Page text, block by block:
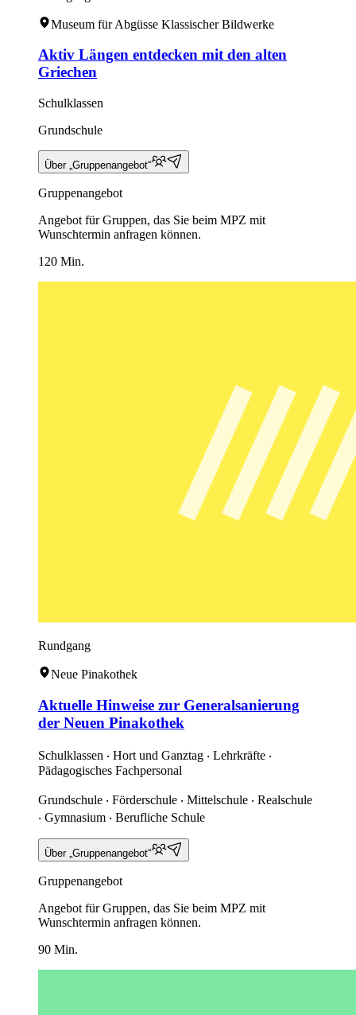
Museum für Abgüsse Klassischer Bildwerke
Aktiv Längen entdecken mit den alten
Griechen
Schulklassen
Grundschule
Über „Gruppenangebot“
Gruppenangebot
Angebot für Gruppen, das Sie beim MPZ mit
Wunschtermin anfragen können.
120 Min.
Rundgang
Neue Pinakothek
Aktuelle Hinweise zur Generalsanierung
der Neuen Pinakothek
Schulklassen ‧ Hort und Ganztag ‧ Lehrkräfte ‧
Pädagogisches Fachpersonal
Grundschule ‧ Förderschule ‧ Mittelschule ‧ Realschule
‧ Gymnasium ‧ Berufliche Schule
Über „Gruppenangebot“
Gruppenangebot
Angebot für Gruppen, das Sie beim MPZ mit
Wunschtermin anfragen können.
90 Min.